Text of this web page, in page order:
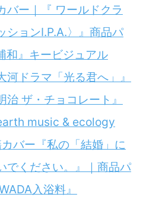
バー｜『 ワールドクラ
ションI.P.A.〉』商品パ
和』キービジュアル
河ドラマ「光る君へ」』
治 ザ・チョコレート』
music & ecology
バー『私の「結婚」に
でください。』｜商品パ
入浴料』